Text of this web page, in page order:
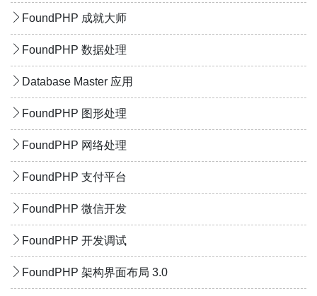
FoundPHP 成就大师
FoundPHP 数据处理
Database Master 应用
FoundPHP 图形处理
FoundPHP 网络处理
FoundPHP 支付平台
FoundPHP 微信开发
FoundPHP 开发调试
FoundPHP 架构界面布局 3.0